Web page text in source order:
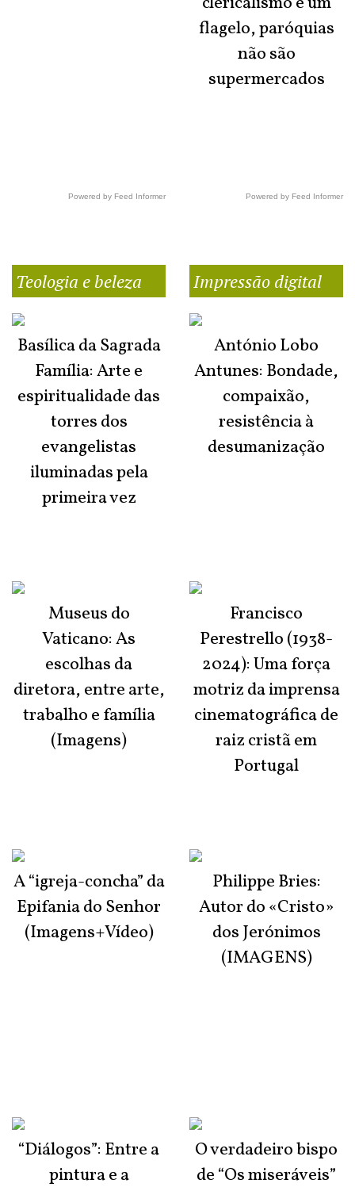
Powered by Feed Informer
flagelo, paróquias
não são
supermercados
Powered by Feed Informer
Teologia e beleza
Basílica da Sagrada
Família: Arte e
espiritualidade das
torres dos
evangelistas
iluminadas pela
primeira vez
Museus do
Vaticano: As
escolhas da
diretora, entre arte,
trabalho e família
(Imagens)
A “igreja-concha” da
Epifania do Senhor
(Imagens+Vídeo)
“Diálogos”: Entre a
pintura e a
Impressão digital
António Lobo
Antunes: Bondade,
compaixão,
resistência à
desumanização
Francisco
Perestrello (1938-
2024): Uma força
motriz da imprensa
cinematográfica de
raiz cristã em
Portugal
Philippe Bries:
Autor do «Cristo»
dos Jerónimos
(IMAGENS)
O verdadeiro bispo
de “Os miseráveis”